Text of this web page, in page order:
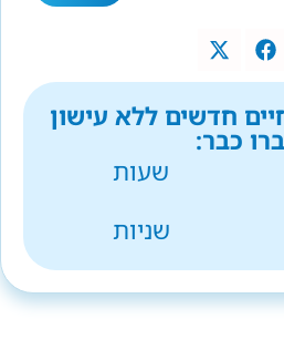
חדשים ללא עישון
כבר:
שעות
שניות